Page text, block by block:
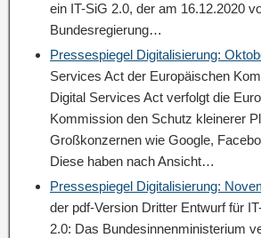
ein IT-SiG 2.0, der am 16.12.2020
Bundesregierung…
Pressespiegel Digitalisierung:
Services Act der Europäischen
Digital Services Act verfolgt die
Kommission den Schutz kleinerer
Großkonzernen wie Google,
Diese haben nach Ansicht…
Pressespiegel Digitalisierung:
der pdf-Version Dritter Entwurf für
2.0: Das Bundesinnenministerium